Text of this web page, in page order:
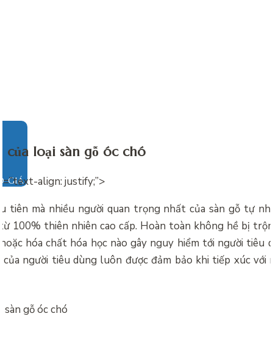
GIÁ
của loại sàn gỗ óc chó
align: justify;”>
tiên mà nhiều người quan trọng nhất của sàn gỗ tự
100% thiên nhiên cao cấp. Hoàn toàn không hề bị
hóa chất hóa học nào gây nguy hiểm tới người tiêu
của người tiêu dùng luôn được đảm bảo khi tiếp xúc với